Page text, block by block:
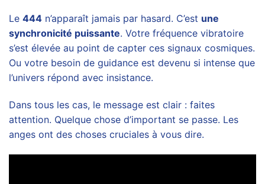
Le 444 n’apparaît jamais par hasard. C’est une
synchronicité puissante. Votre fréquence vibratoire
s’est élevée au point de capter ces signaux cosmiques.
Ou votre besoin de guidance est devenu si intense que
l’univers répond avec insistance.
Dans tous les cas, le message est clair : faites
attention. Quelque chose d’important se passe. Les
anges ont des choses cruciales à vous dire.